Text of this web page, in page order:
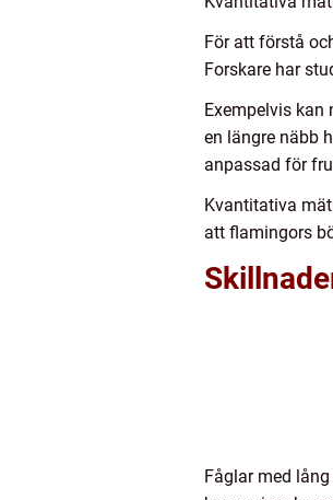
För att förstå
Forskare har
Exempelvis
en längre näbb
anpassad för
Kvantitativa
att flamingors
Fåglar med